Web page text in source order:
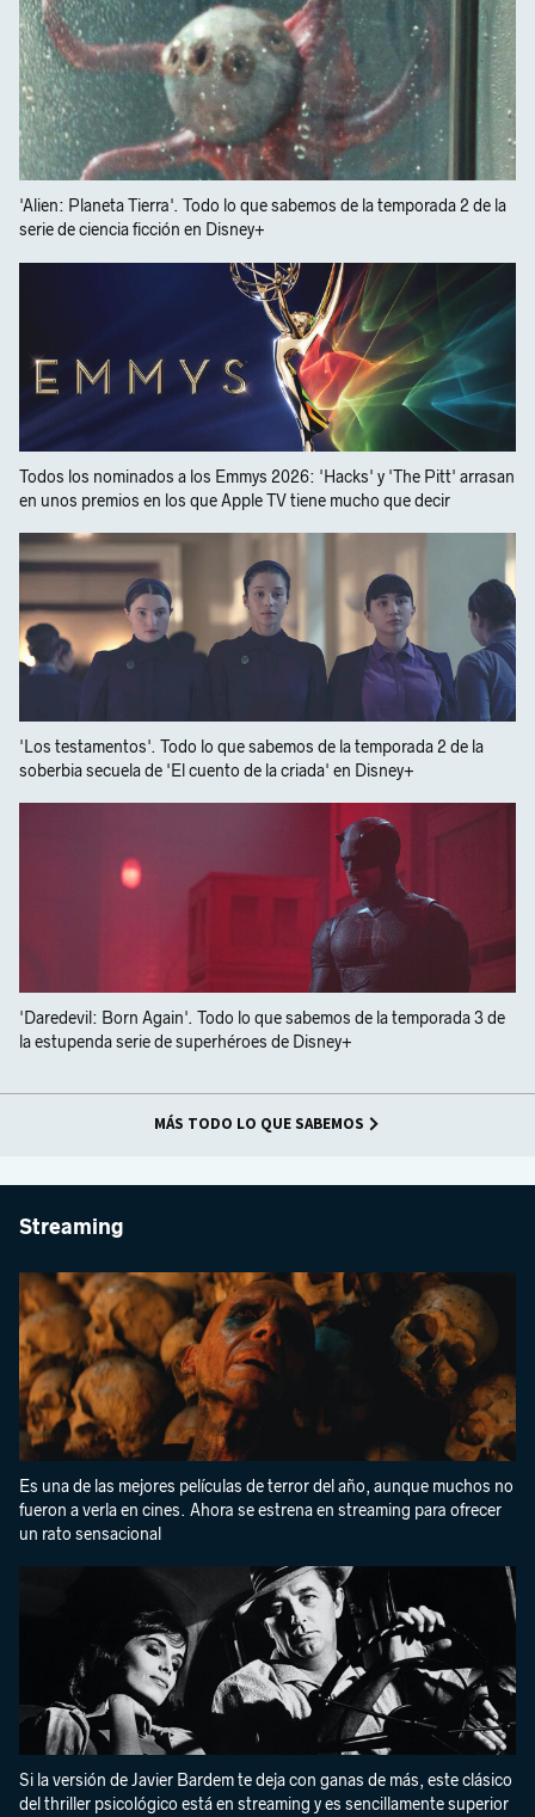
'Alien: Planeta Tierra'. Todo lo que sabemos de la temporada 2 de la
serie de ciencia ficción en Disney+
Todos los nominados a los Emmys 2026: 'Hacks' y 'The Pitt' arrasan
en unos premios en los que Apple TV tiene mucho que decir
'Los testamentos'. Todo lo que sabemos de la temporada 2 de la
soberbia secuela de 'El cuento de la criada' en Disney+
'Daredevil: Born Again'. Todo lo que sabemos de la temporada 3 de
la estupenda serie de superhéroes de Disney+
MÁS TODO LO QUE SABEMOS
Streaming
Es una de las mejores películas de terror del año, aunque muchos no
fueron a verla en cines. Ahora se estrena en streaming para ofrecer
un rato sensacional
Si la versión de Javier Bardem te deja con ganas de más, este clásico
del thriller psicológico está en streaming y es sencillamente superior